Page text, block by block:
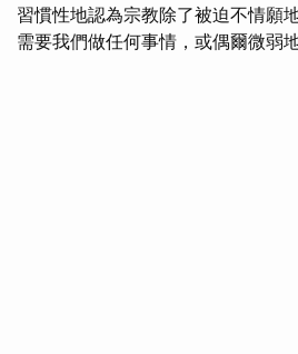
習慣性地認為宗教除了被迫不情願
需要我們做任何事情，或偶爾微弱